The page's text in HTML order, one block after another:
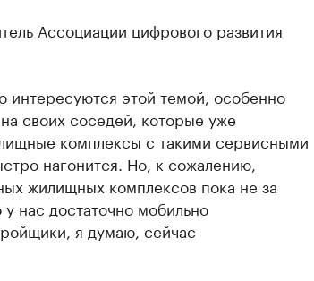
Ассоциации цифрового развития
интересуются этой темой, особенно
своих соседей, которые уже
комплексы с такими сервисными
нагонится. Но, к сожалению,
жилищных комплексов пока не за
нас достаточно мобильно
я думаю, сейчас